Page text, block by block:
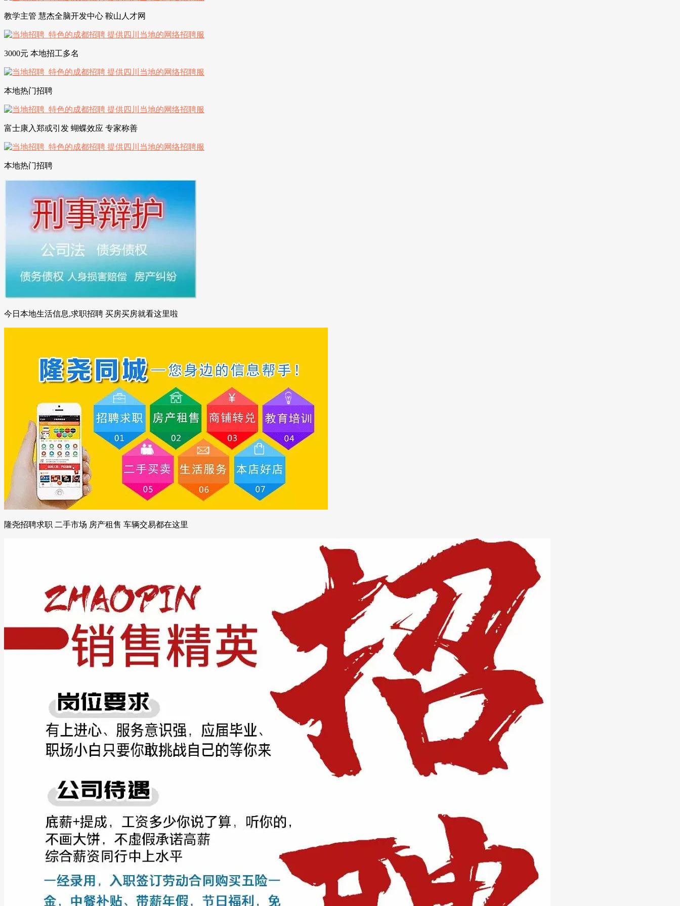
教学主管 慧杰全脑开发中心 鞍山人才网
3000元 本地招工多名
本地热门招聘
富士康入郑或引发 蝴蝶效应 专家称善
本地热门招聘
今日本地生活信息,求职招聘 买房买房就看这里啦
隆尧招聘求职 二手市场 房产租售 车辆交易都在这里